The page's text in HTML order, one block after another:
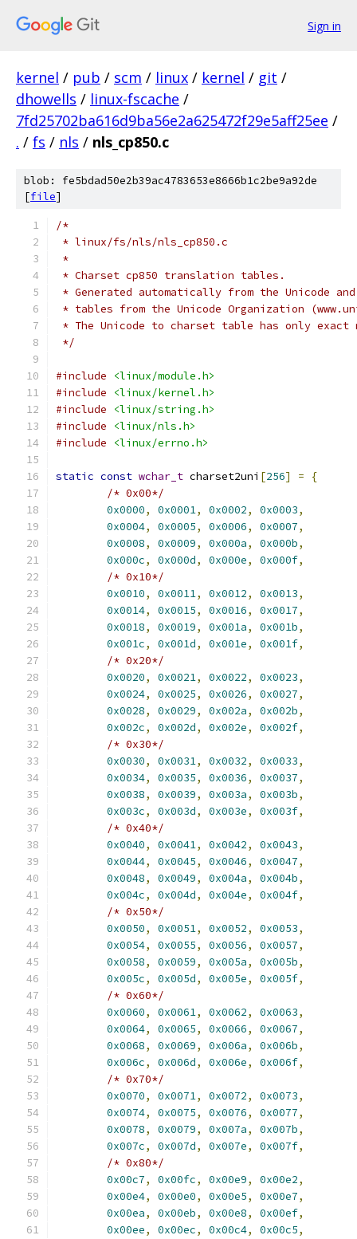
Sign in
kernel / pub / scm / linux / kernel / git /
dhowells / linux-fscache /
7fd25702ba616d9ba56e2a625472f29e5aff25ee /
. / fs / nls / nls_cp850.c
blob: fe5bdad50e2b39ac4783653e8666b1c2be9a92de
[file]
/*
* linux/fs/nls/nls_cp850.c
*
* Charset cp850 translation tables.
* Generated automatically from the Unicode
* tables from the Unicode Organization
* The Unicode to charset table has only exact
*/
#include
<linux/module.h>
#include
<linux/kernel.h>
#include
<linux/string.h>
#include
<linux/nls.h>
#include
<linux/errno.h>
static const wchar_t charset2uni [256] =
{
/* 0x00*/
0x0000, 0x0001, 0x0002, 0x0003,
0x0004, 0x0005, 0x0006, 0x0007,
0x0008, 0x0009, 0x000a, 0x000b,
0x000c, 0x000d, 0x000e, 0x000f,
/* 0x10*/
0x0010, 0x0011, 0x0012, 0x0013,
0x0014, 0x0015, 0x0016, 0x0017,
0x0018, 0x0019, 0x001a, 0x001b,
0x001c, 0x001d, 0x001e, 0x001f,
/* 0x20*/
0x0020, 0x0021, 0x0022, 0x0023,
0x0024, 0x0025, 0x0026, 0x0027,
0x0028, 0x0029, 0x002a, 0x002b,
0x002c, 0x002d, 0x002e, 0x002f,
/* 0x30*/
0x0030, 0x0031, 0x0032, 0x0033,
0x0034, 0x0035, 0x0036, 0x0037,
0x0038, 0x0039, 0x003a, 0x003b,
0x003c, 0x003d, 0x003e, 0x003f,
/* 0x40*/
0x0040, 0x0041, 0x0042, 0x0043,
0x0044, 0x0045, 0x0046, 0x0047,
0x0048, 0x0049, 0x004a, 0x004b,
0x004c, 0x004d, 0x004e, 0x004f,
/* 0x50*/
0x0050, 0x0051, 0x0052, 0x0053,
0x0054, 0x0055, 0x0056, 0x0057,
0x0058, 0x0059, 0x005a, 0x005b,
0x005c, 0x005d, 0x005e, 0x005f,
/* 0x60*/
0x0060, 0x0061, 0x0062, 0x0063,
0x0064, 0x0065, 0x0066, 0x0067,
0x0068, 0x0069, 0x006a, 0x006b,
0x006c, 0x006d, 0x006e, 0x006f,
/* 0x70*/
0x0070, 0x0071, 0x0072, 0x0073,
0x0074, 0x0075, 0x0076, 0x0077,
0x0078, 0x0079, 0x007a, 0x007b,
0x007c, 0x007d, 0x007e, 0x007f,
/* 0x80*/
0x00c7, 0x00fc, 0x00e9, 0x00e2,
0x00e4, 0x00e0, 0x00e5, 0x00e7,
0x00ea, 0x00eb, 0x00e8, 0x00ef,
0x00ee, 0x00ec, 0x00c4, 0x00c5,